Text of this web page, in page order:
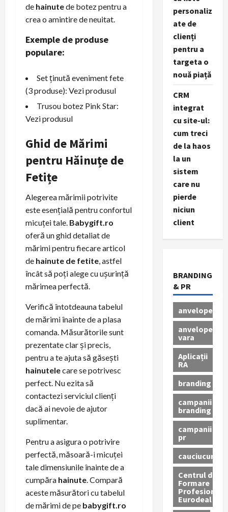
de hainutede botez pentru a
crea o amintire de neuitat.
Exemple de produse
populare:
Set ținută eveniment fete
(3 produse): Vezi produsul
Trusou botez Pink Star:
Vezi produsul
Ghid de Mărimi
pentru Hăinuțe de
Fetițe
Alegerea mărimii potrivite
este esențială pentru confortul
micuței tale. Babygift.ro
oferă un ghid detaliat de
mărimi pentru fiecare articol
de hainute de fetite, astfel
încât să poți alege cu ușurință
mărimea perfectă.
Verifică întotdeauna tabelul
de mărimi înainte de a plasa
comanda. Măsurătorile sunt
prezentate clar și precis,
pentru a te ajuta să găsești
hainutelecare se potrivesc
perfect. Nu ezita să
contactezi serviciul clienți
dacă ai nevoie de ajutor
suplimentar.
Pentru a asigura o potrivire
perfectă, măsoară-i micuței
tale dimensiunile înainte de a
cumpăra hainute. Compară
aceste măsurători cu tabelul
de mărimi de pe babygift.ro
personaliz
ate de
clienți
pentru a
targeta o
nouă piață
CRM
integrat
cu site-ul:
cum treci
de la haos
la un
sistem
care nu
pierde
niciun
client
BRANDING
& PR
anvelope
anvelope
vara
Aplicații
RA
branding
campanii
branding
campanii
pr
cauciucuri
Centrul de
Formare
Profesionala
Eurodeal